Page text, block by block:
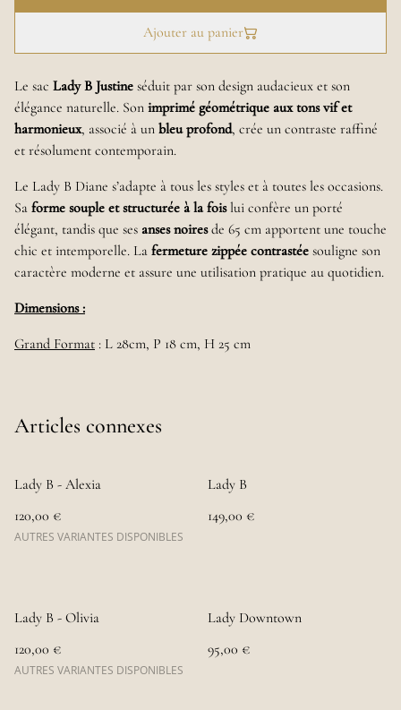
Ajouter au panier
Le sac Lady B Justine séduit par son design audacieux et son
élégance naturelle. Son imprimé géométrique aux tons vif et
harmonieux, associé à un bleu profond, crée un contraste raffiné
et résolument contemporain.
Le Lady B Diane s’adapte à tous les styles et à toutes les occasions.
Sa forme souple et structurée à la foislui confère un porté
élégant, tandis que ses anses noiresde 65 cm apportent une touche
chic et intemporelle. La fermeture zippée contrastée souligne son
caractère moderne et assure une utilisation pratique au quotidien.
Dimensions :
Grand Format : L 28cm, P 18 cm, H 25 cm
Articles connexes
Lady B - Alexia
120,00 €
AUTRES VARIANTES DISPONIBLES
Lady B
149,00 €
Lady B - Olivia
120,00 €
AUTRES VARIANTES DISPONIBLES
Lady Downtown
95,00 €